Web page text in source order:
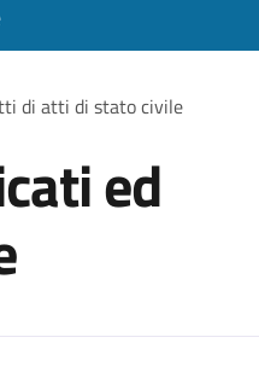
di atti di stato civile
ed